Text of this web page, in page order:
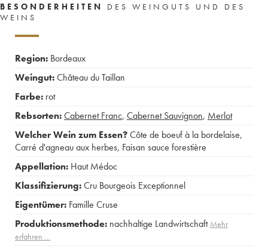
BESONDERHEITEN
DES WEINGUTS UND DES
WEINS
Region: Bordeaux
Weingut:Château du Taillan
Farbe: rot
Rebsorten:Cabernet Franc, Cabernet Sauvignon, Merlot
Welcher Wein zum Essen?Côte de boeuf à la bordelaise,
Carré d'agneau aux herbes, Faisan sauce forestière
Appellation: Haut Médoc
Klassifizierung:Cru Bourgeois Exceptionnel
Eigentümer: Famille Cruse
Produktionsmethode: nachhaltige Landwirtschaft Mehr
erfahren …